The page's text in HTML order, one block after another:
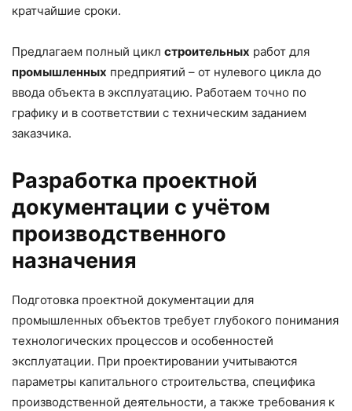
кратчайшие сроки.
Предлагаем полный цикл строительных работ для
промышленных предприятий – от нулевого цикла до
ввода объекта в эксплуатацию. Работаем точно по
графику и в соответствии с техническим заданием
заказчика.
Разработка проектной
документации с учётом
производственного
назначения
Подготовка проектной документации для
промышленных объектов требует глубокого понимания
технологических процессов и особенностей
эксплуатации. При проектировании учитываются
параметры капитального строительства, специфика
производственной деятельности, а также требования к